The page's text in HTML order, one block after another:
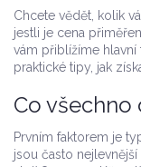
Chcete vědět, kolik
jestli je cena
vám přiblížíme hlavní
praktické tipy, jak
Co
Prvním faktorem je
jsou často